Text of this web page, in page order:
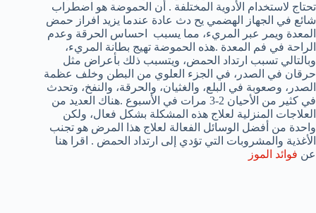
تحتاج لاستخدام الأدوية المختلفة . أن الحموضة هو اضطراب
شائع في الجهاز الهضمي يح دث عادة عندما يزيد افراز حمض
المعدة ويمر عبر المريء، مما يسبب احساس الحرقة وعدم
الراحة في فم المعدة .هذه الحموضة تهيج بطانة المريء،
وبالتالي تسبب ارتداد الحمض، ويتسبب ذلك بأعراض مثل
حرقان في الصدر، في الجزء العلوي من البطن وخلف عظمة
الصدر، وصعوبة في البلع، والغثيان، والحرقة، والنفخ، وتحدث
في كثير من الأحيان 2-3 مرات في الأسبوع .هناك العديد من
العلاجات المنزلية لعلاج هذه المشكلة بشكل فعال، ولكن
واحدة من أفضل الوسائل الفعالة لعلاج هذا المرض هو تجنب
الأغذية والمشروبات التي تؤدي إلى ارتداد الحمض . اقرا هنا
عن فوائد الموز